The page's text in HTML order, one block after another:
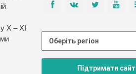
Х – ХІ
Підтримати сайт